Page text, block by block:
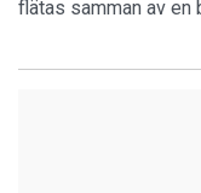
flätas samman av en